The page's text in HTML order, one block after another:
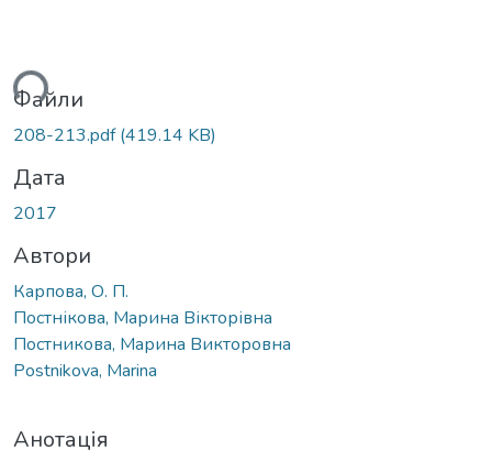
Файли
208-213.pdf(419.14 KB)
Дата
2017
Автори
Карпова, О. П.
Постнікова, Марина Вікторівна
Постникова, Марина Викторовна
Postnikova, Marina
Анотація